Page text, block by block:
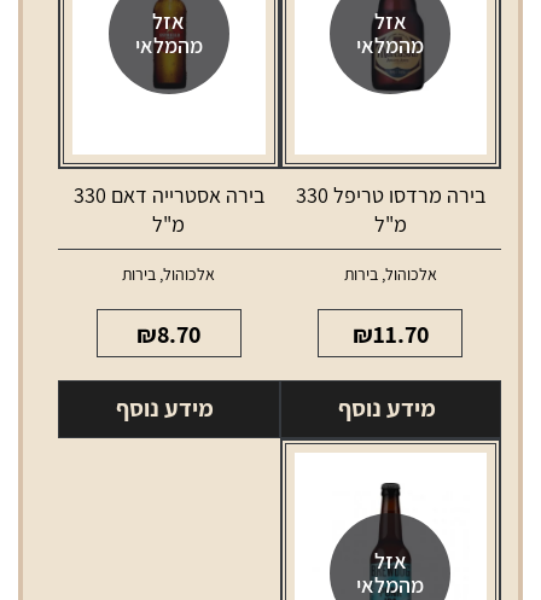
אזל
מהמלאי
בירה מרדסו טריפל 330
מ"ל
אלכוהול,בירות
₪11.70
מידע נוסף
אזל
מהמלאי
בירה אסטרייה דאם 330
מ"ל
אלכוהול, בירות
₪8.70
מידע נוסף
אזל
מהמלאי